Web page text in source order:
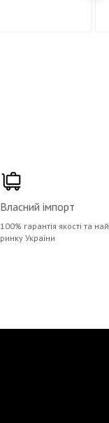
Власний імпорт
100% гарантія якості та
ринку України